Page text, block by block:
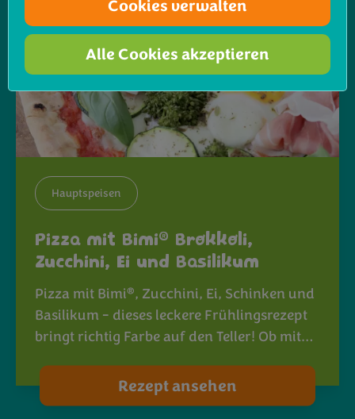
Hauptspeisen
Pizza mit Bimi® Brokkoli,
Zucchini, Ei und Basilikum
Pizza mit Bimi®, Zucchini, Ei, Schinken und
Basilikum - dieses leckere Frühlingsrezept
bringt richtig Farbe auf den Teller! Ob mit…
Rezept ansehen
Cookies verwalten
Alle Cookies akzeptieren